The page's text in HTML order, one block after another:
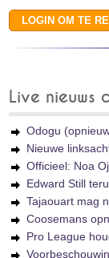
Live nieuws
Odogu
Nieuwe
Officieel: Noa
Edward Still
Tajaouart mag
Coosemans
Pro League